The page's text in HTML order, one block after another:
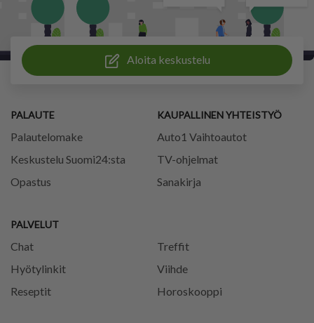
Aloita keskustelu
PALAUTE
Palautelomake
Keskustelu Suomi24:sta
Opastus
PALVELUT
Chat
Treffit
Hyötylinkit
Viihde
Reseptit
Horoskooppi
KAUPALLINEN YHTEISTYÖ
Auto1 Vaihtoautot
TV-ohjelmat
Sanakirja